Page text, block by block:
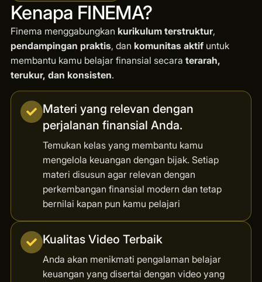
Kenapa FINEMA?
Finema menggabungkan kurikulum terstruktur,
pendampingan praktis, dan komunitas aktifuntuk
membantu kamu belajar finansial secara terarah,
terukur, dan konsisten.
Materi yang relevan dengan
perjalanan finansial Anda.
Temukan kelas yang membantu kamu
mengelola keuangan dengan bijak. Setiap
materi disusun agar relevan dengan
perkembangan finansial modern dan tetap
bernilai kapan pun kamu pelajari
Kualitas Video Terbaik
Anda akan menikmati pengalaman belajar
keuangan yang disertai dengan video yang